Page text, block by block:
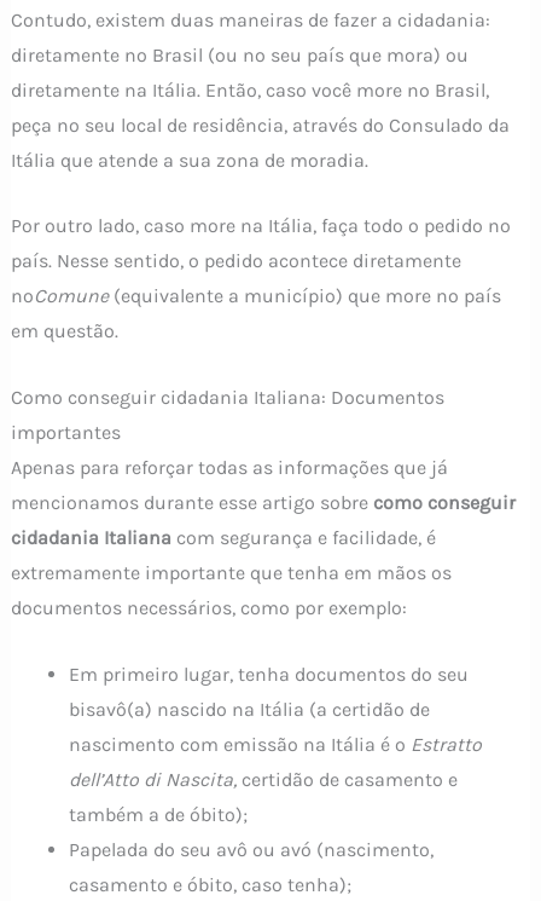
Contudo, existem duas maneiras de fazer a cidadania:
diretamente no Brasil (ou no seu país que mora) ou
diretamente na Itália. Então, caso você more no Brasil,
peça no seu local de residência, através do Consulado da
Itália que atende a sua zona de moradia.
Por outro lado, caso more na Itália, faça todo o pedido no
país. Nesse sentido, o pedido acontece diretamente
noComune(equivalente a município) que more no país
em questão.
Como conseguir cidadania Italiana: Documentos
importantes
Apenas para reforçar todas as informações que já
mencionamos durante esse artigo sobre como conseguir
cidadania Italiana com segurança e facilidade, é
extremamente importante que tenha em mãos os
documentos necessários, como por exemplo:
Em primeiro lugar, tenha documentos do seu
bisavô(a) nascido na Itália (a certidão de
nascimento com emissão na Itália é o Estratto
dell’Atto di Nascita, certidão de casamento e
também a de óbito);
Papelada do seu avô ou avó (nascimento,
casamento e óbito, caso tenha);